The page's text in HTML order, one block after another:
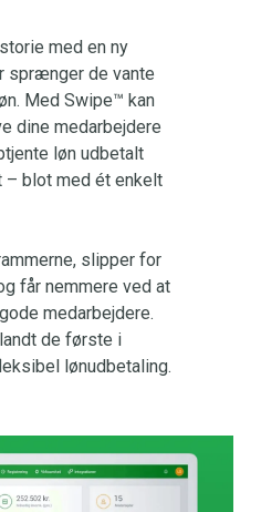
med en ny
sprænger de vante
Med Swipe™ kan
dine medarbejdere
løn udbetalt
– blot med ét enkelt
slipper for
får nemmere ved at
medarbejdere.
de første i
lønudbetaling.